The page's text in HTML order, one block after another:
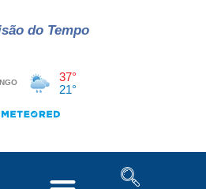
do Tempo